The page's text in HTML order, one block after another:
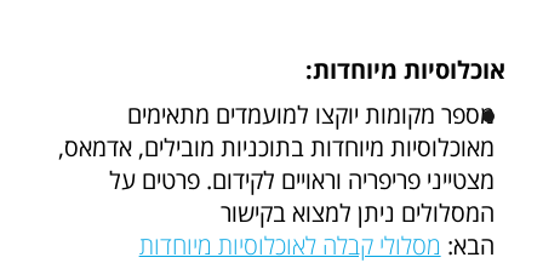
אוכלוסיות מיוחדות:
מספר מקומות יוקצו למועמדים מתאימים
מאוכלוסיות מיוחדות בתוכניות מובילים, אדמאס,
מצטייני פריפריה וראויים לקידום. פרטים על
המסלולים ניתן למצוא בקישור
הבא: מסלולי קבלה לאוכלוסיות מיוחדות